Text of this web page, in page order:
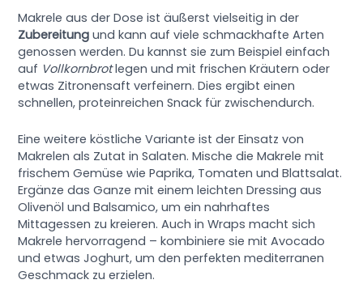
Makrele aus der Dose ist äußerst vielseitig in der
Zubereitung und kann auf viele schmackhafte Arten
genossen werden. Du kannst sie zum Beispiel einfach
auf Vollkornbrotlegen und mit frischen Kräutern oder
etwas Zitronensaft verfeinern. Dies ergibt einen
schnellen, proteinreichen Snack für zwischendurch.
Eine weitere köstliche Variante ist der Einsatz von
Makrelen als Zutat in Salaten. Mische die Makrele mit
frischem Gemüse wie Paprika, Tomaten und Blattsalat.
Ergänze das Ganze mit einem leichten Dressing aus
Olivenöl und Balsamico, um ein nahrhaftes
Mittagessen zu kreieren. Auch in Wraps macht sich
Makrele hervorragend – kombiniere sie mit Avocado
und etwas Joghurt, um den perfekten mediterranen
Geschmack zu erzielen.